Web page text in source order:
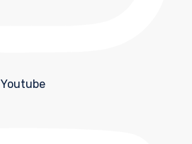
Youtube